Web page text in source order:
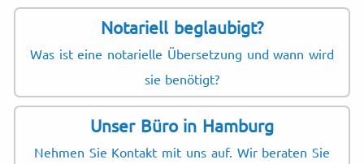
Notariell beglaubigt?
Was ist eine notarielle Übersetzung und wann wird
sie benötigt?
Unser Büro in Hamburg
Nehmen Sie Kontakt mit uns auf. Wir beraten Sie